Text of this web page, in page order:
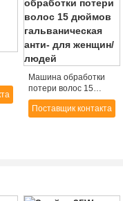
Машина обработки
потери волос 15
дюймов
гальваническая анти-
Поставщик контакта